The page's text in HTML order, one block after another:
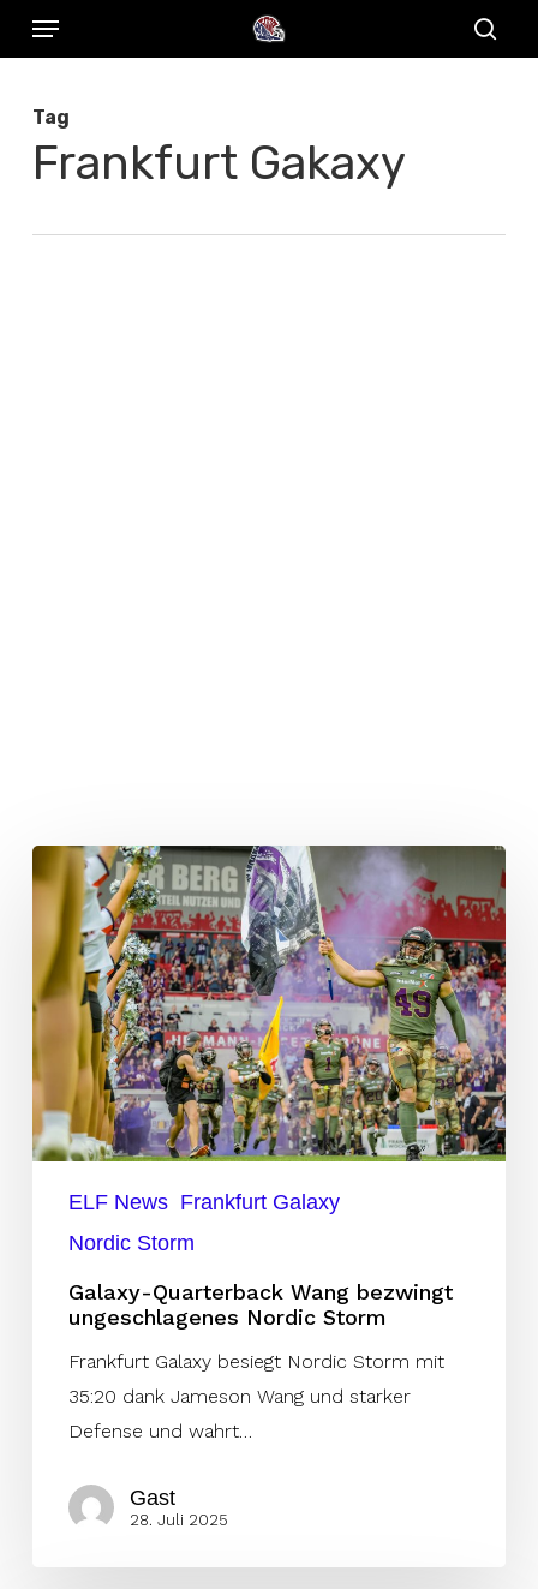
Skip
content
Menu
Tag
Frankfurt Gakaxy
Galaxy-
Quarterback
Wang
bezwingt
ungeschlagenes
Nordic
Storm
ELF News Frankfurt Galaxy
Nordic Storm
Galaxy-Quarterback Wang bezwingt
ungeschlagenes Nordic Storm
Frankfurt Galaxy besiegt Nordic Storm mit
35:20 dank Jameson Wang und starker
Defense und wahrt…
Gast
28. Juli 2025